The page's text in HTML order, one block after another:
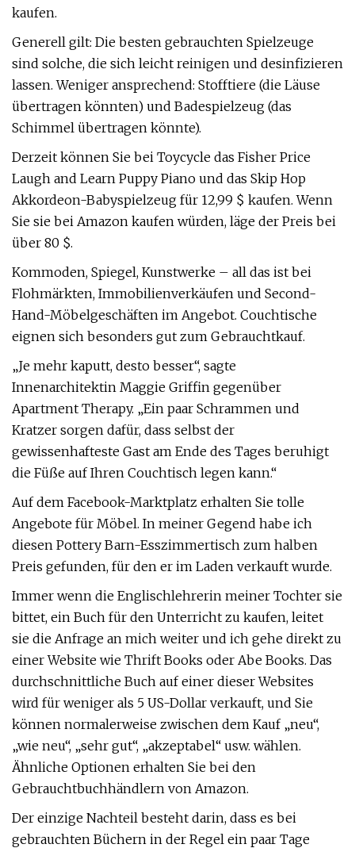
kaufen.
Generell gilt: Die besten gebrauchten Spielzeuge
sind solche, die sich leicht reinigen und desinfizieren
lassen. Weniger ansprechend: Stofftiere (die Läuse
übertragen könnten) und Badespielzeug (das
Schimmel übertragen könnte).
Derzeit können Sie bei Toycycle das Fisher Price
Laugh and Learn Puppy Piano und das Skip Hop
Akkordeon-Babyspielzeug für 12,99 $ kaufen. Wenn
Sie sie bei Amazon kaufen würden, läge der Preis bei
über 80 $.
Kommoden, Spiegel, Kunstwerke – all das ist bei
Flohmärkten, Immobilienverkäufen und Second-
Hand-Möbelgeschäften im Angebot. Couchtische
eignen sich besonders gut zum Gebrauchtkauf.
„Je mehr kaputt, desto besser“, sagte
Innenarchitektin Maggie Griffin gegenüber
Apartment Therapy. „Ein paar Schrammen und
Kratzer sorgen dafür, dass selbst der
gewissenhafteste Gast am Ende des Tages beruhigt
die Füße auf Ihren Couchtisch legen kann.“
Auf dem Facebook-Marktplatz erhalten Sie tolle
Angebote für Möbel. In meiner Gegend habe ich
diesen Pottery Barn-Esszimmertisch zum halben
Preis gefunden, für den er im Laden verkauft wurde.
Immer wenn die Englischlehrerin meiner Tochter sie
bittet, ein Buch für den Unterricht zu kaufen, leitet
sie die Anfrage an mich weiter und ich gehe direkt zu
einer Website wie Thrift Books oder Abe Books. Das
durchschnittliche Buch auf einer dieser Websites
wird für weniger als 5 US-Dollar verkauft, und Sie
können normalerweise zwischen dem Kauf „neu“,
„wie neu“, „sehr gut“, „akzeptabel“ usw. wählen.
Ähnliche Optionen erhalten Sie bei den
Gebrauchtbuchhändlern von Amazon.
Der einzige Nachteil besteht darin, dass es bei
gebrauchten Büchern in der Regel ein paar Tage